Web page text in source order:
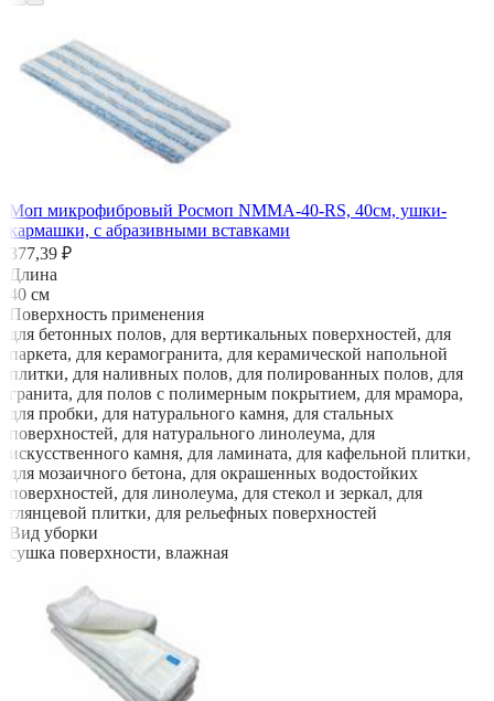
Моп микрофибровый Росмоп NMMA-40-RS, 40см, ушки-
кармашки, с абразивными вставками
377,39 ₽
Длина
40 см
Поверхность применения
для бетонных полов, для вертикальных поверхностей, для
паркета, для керамогранита, для керамической напольной
плитки, для наливных полов, для полированных полов, для
гранита, для полов с полимерным покрытием, для мрамора,
для пробки, для натурального камня, для стальных
поверхностей, для натурального линолеума, для
искусственного камня, для ламината, для кафельной плитки,
для мозаичного бетона, для окрашенных водостойких
поверхностей, для линолеума, для стекол и зеркал, для
глянцевой плитки, для рельефных поверхностей
Вид уборки
сушка поверхности, влажная